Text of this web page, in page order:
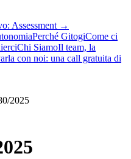
Assessment →
Perché GitogiCome ci
Chi SiamoIl team, la
con noi: una call gratuita di
2025